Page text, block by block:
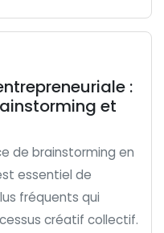
:
et
de brainstorming en
essentiel de
fréquents qui
créatif collectif.